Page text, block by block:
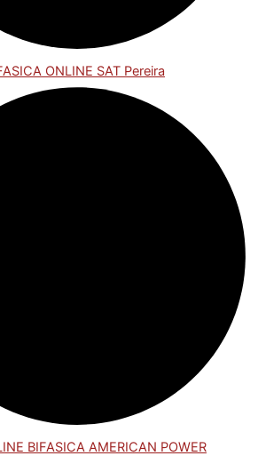
ONLINE SAT Pereira
BIFASICA AMERICAN POWER